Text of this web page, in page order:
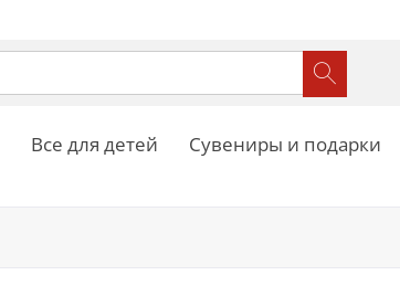
Все для детей Сувениры и подарки